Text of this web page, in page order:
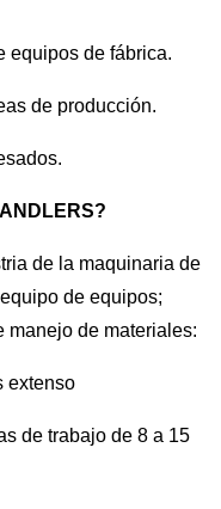
equipos de fábrica.
de producción.
de la maquinaria de
de equipos;
manejo de materiales:
extenso
de trabajo de 8 a 15